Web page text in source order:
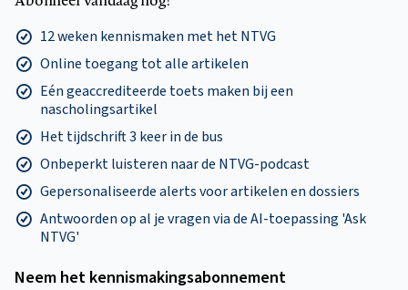
12 weken kennismaken met het NTVG
Online toegang tot alle artikelen
Eén geaccrediteerde toets maken bij een
nascholingsartikel
Het tijdschrift 3 keer in de bus
Onbeperkt luisteren naar de NTVG-podcast
Gepersonaliseerde alerts voor artikelen en dossiers
Antwoorden op al je vragen via de AI-toepassing 'Ask
NTVG'
Neem het kennismakings­abonnement